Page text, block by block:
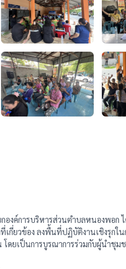
งค์การบริหารส่วนตำบลหนองพอก
ยวข้อง ลงพื้นที่ปฏิบัติงานเชิงรุกใ
ดยเป็นการบูรณาการร่วมกับผู้นำ